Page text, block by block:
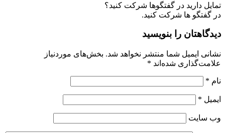
تمایل دارید در گفتگوها شرکت کنید؟
در گفتگو ها شرکت کنید.
دیدگاهتان را بنویسید
نشانی ایمیل شما منتشر نخواهد شد. بخش‌های موردنیاز
علامت‌گذاری شده‌اند *
نام *
ایمیل *
وب‌ سایت